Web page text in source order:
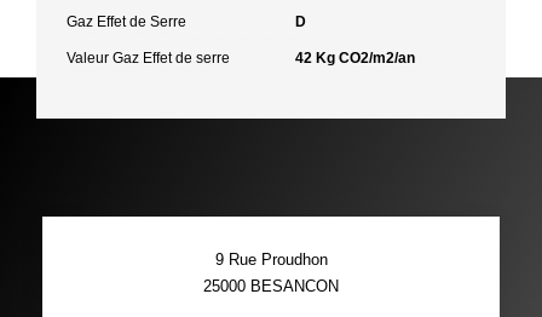
Gaz Effet de Serre D
Valeur Gaz Effet de serre 42 Kg CO2/m2/an
9 Rue Proudhon
25000 BESANCON